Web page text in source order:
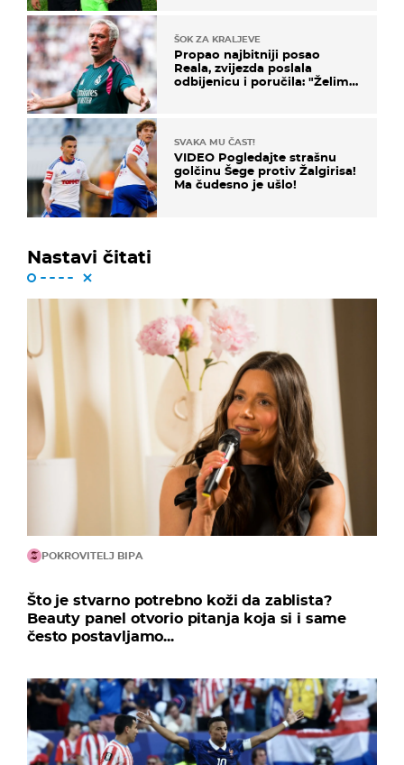
ŠOK ZA KRALJEVE
Propao najbitniji posao
Reala, zvijezda poslala
odbijenicu i poručila: "Želim
SVAKA MU ČAST!
VIDEO Pogledajte strašnu
golčinu Šege protiv Žalgirisa!
Ma čudesno je ušlo!
Nastavi čitati
POKROVITELJ BIPA
Što je stvarno potrebno koži da zablista?
Beauty panel otvorio pitanja koja si i same
često postavljamo...